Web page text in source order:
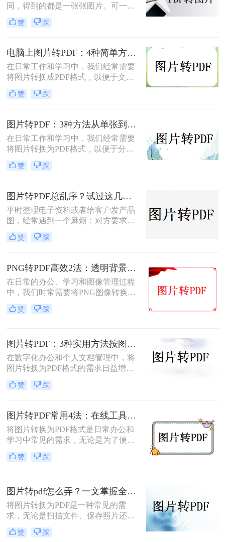
同，得到的都是一张张图片。可一旦
要发给别人、归档保存或者打印出
来，PDF格式明显更正式、也更方
行，转完PDF却模糊了；十几页的扫
描件，一页一页转太磨人；还有些涉
及隐私的文件，不敢随便往在线工具
里传。
赞 踩
电脑上图片转PDF：4种简单方法的操作步骤和DPI设置！
在日常工作和学习中，我们经常需要
将图片转换成PDF格式，以便于文件
的传输、存储和打印。那么电脑上怎
么图片转pdf呢？本文将介绍三种在电
您根据不同的需求选择最合适的方
法。
赞 踩
图片转PDF：3种方法从单张到批量转换的操作差异！
在日常工作和学习中，我们经常需要
将图片转换为PDF格式，以便于分
享、打印和存档。那么图片怎么转pdf
呢？本文将介绍三种常用的将图片转
同的需求选择最合适的方式。
赞 踩
图片转PDF总乱序？试过这几个方法后顺手多了
平时整理电子资料或者给客户发产品
图，经常遇到一个麻烦：对方要求把
一堆零散的图片打包成一个完整的
PDF文件。如果一张张发过去，不仅
混。很多朋友一搜“图片转pdf怎么
弄”，出来一堆复杂的教程，其实只
要找对工具，这事儿非常简单。本文
就按大家最常用的场景（在线免安
装、批量处理、手机自带功能）整理
了几个亲测好用的办法，帮你轻松搞
赞 踩
PNG转PDF高效2法：透明背景保留和文件压缩设置！
在日常的办公、学习和图像管理过程
中，我们时常需要将PNG图像转换为
PDF文件。PDF文件格式因其良好的
兼容性、稳定性和在不同设备上显示
片转PDF的方法。
赞 踩
图片转PDF：3种实用方法按图片格式（JPG/PNG/BMP）选！
在数字化办公和个人文档管理中，将
图片转换为PDF格式的需求日益增
长。PDF（Portable Document
Format）因其跨平台兼容性、不易变
享。那么如何把图片转换成PDF呢？
本文将介绍几种实用的方法来帮助您
完成图片到PDF的转换。
赞 踩
图片转PDF常用4法：在线工具、桌面软件、手机APP和打印导出的适用边界！
将图片转换为PDF格式是日常办公和
学习中常见的需求，无论是为了便于
分享、存储还是打印。那么图片转为
pdf怎么弄呢？本文将介绍几种常用的
赞 踩
图片转pdf怎么弄？一文掌握全平台方法！
将图片转换为PDF是一种常见的需
求，无论是扫描文件、保存照片还是
整理资料，PDF格式都能更好地保证
内容的完整性和兼容性。那么图片转
赞 踩